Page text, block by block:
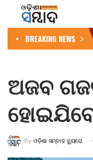
BREAKING NEWS
ଅଜବ
By ଓଡ଼ିଶା ସମ୍ବାଦ ବ୍ୟୁରୋ